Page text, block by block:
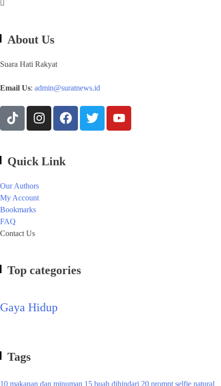
About Us
Suara Hati Rakyat
Email Us: admin@suratnews.id
Quick Link
Our Authors
My Account
Bookmarks
FAQ
Contact Us
Top categories
Gaya Hidup
Tags
10 makanan dan minuman 15 buah dihindari 20 prompt selfie natural